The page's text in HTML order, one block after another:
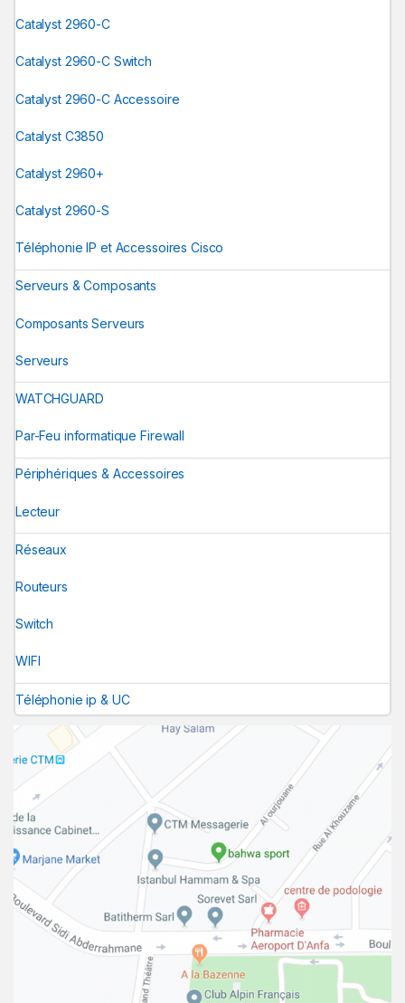
Catalyst 2960-C
Catalyst 2960-C Switch
Catalyst 2960-C Accessoire
Catalyst C3850
Catalyst 2960+
Catalyst 2960-S
Téléphonie IP et Accessoires Cisco
Serveurs & Composants
Composants Serveurs
Serveurs
WATCHGUARD
Par-Feu informatique Firewall
Périphériques & Accessoires
Lecteur
Réseaux
Routeurs
Switch
WIFI
Téléphonie ip & UC